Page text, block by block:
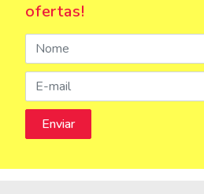
ofertas!